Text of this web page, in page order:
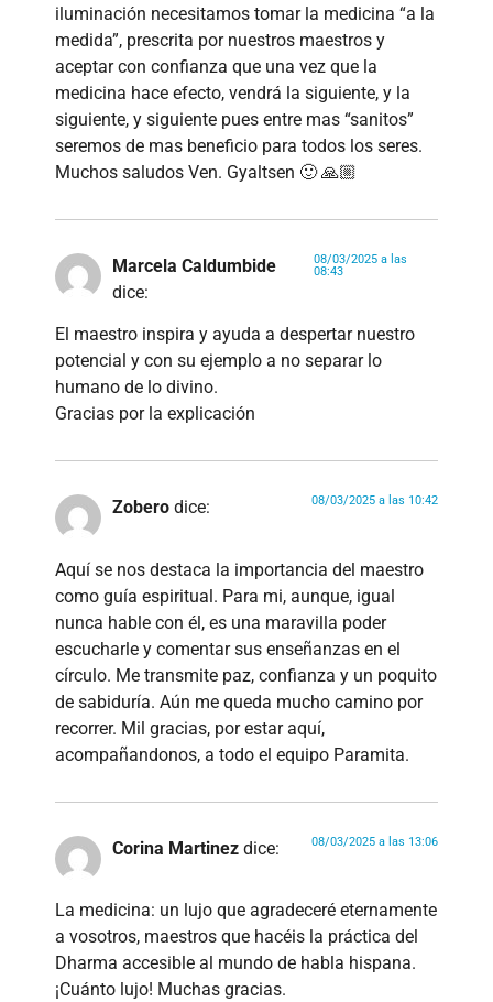
iluminación necesitamos tomar la medicina “a la
medida”, prescrita por nuestros maestros y
aceptar con confianza que una vez que la
medicina hace efecto, vendrá la siguiente, y la
siguiente, y siguiente pues entre mas “sanitos”
seremos de mas beneficio para todos los seres.
Muchos saludos Ven. Gyaltsen 🙂 🙏🏼
Marcela Caldumbide
dice:
08/03/2025 a las
08:43
El maestro inspira y ayuda a despertar nuestro
potencial y con su ejemplo a no separar lo
humano de lo divino.
Gracias por la explicación
Zobero dice: 08/03/2025 a las 10:42
Aquí se nos destaca la importancia del maestro
como guía espiritual. Para mi, aunque, igual
nunca hable con él, es una maravilla poder
escucharle y comentar sus enseñanzas en el
círculo. Me transmite paz, confianza y un poquito
de sabiduría. Aún me queda mucho camino por
recorrer. Mil gracias, por estar aquí,
acompañandonos, a todo el equipo Paramita.
Corina Martinez dice: 08/03/2025 a las 13:06
La medicina: un lujo que agradeceré eternamente
a vosotros, maestros que hacéis la práctica del
Dharma accesible al mundo de habla hispana.
¡Cuánto lujo! Muchas gracias.